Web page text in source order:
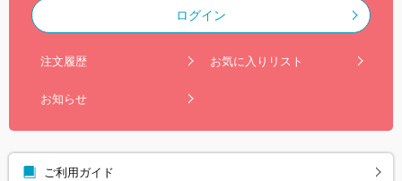
ログイン
注文履歴 お気に入りリスト
お知らせ
ご利用ガイド